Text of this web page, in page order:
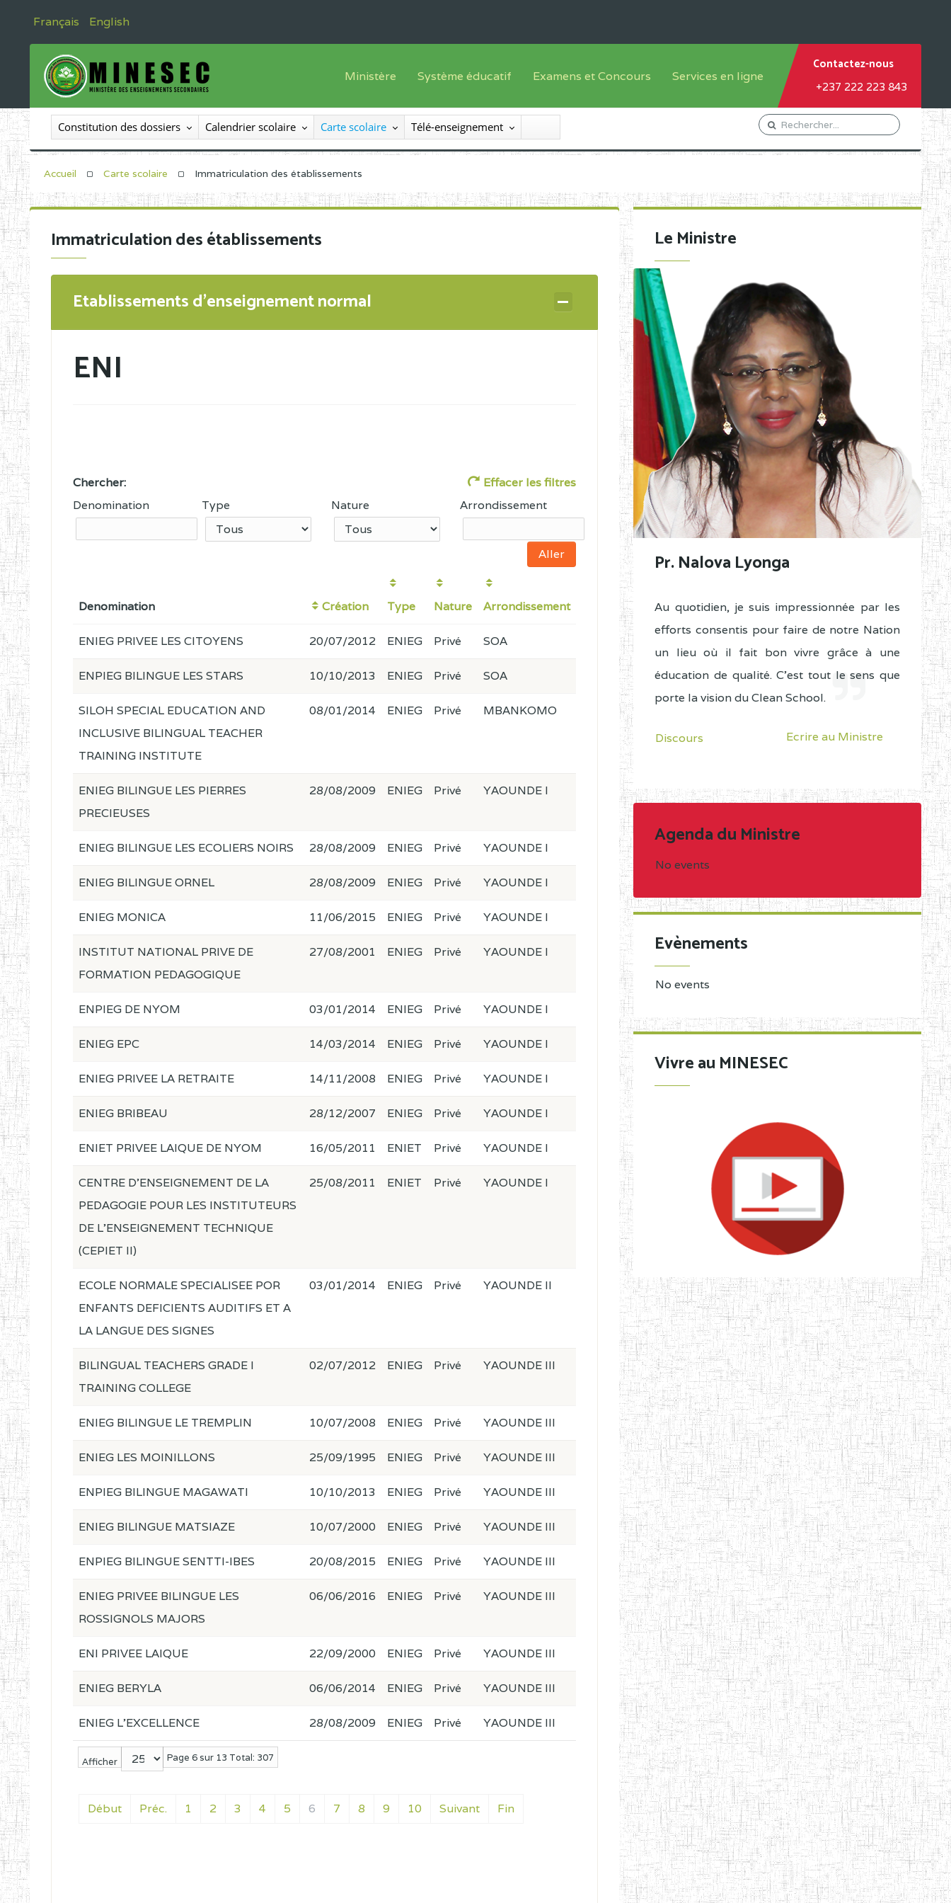
Français English
Ministère
Le Ministre
Le SEESEN
Inspection Générale des Enseignements
Organigramme
Système éducatif
Offre de formation
Sous système francophone
Progammes d'études
Examens et Concours
Inscriptions
Liste des candidats
Diplômes disponibles
Services en ligne
Orientation Conseil
Gestion du Personnel
Demande de subvention
Contactez-nous
+237 222 223 843
Constitution des dossiers Calendrier scolaire Carte scolaire Télé-enseignement
Accueil Carte scolaire Immatriculation des établissements
Immatriculation des établissements
Etablissements d'enseignement normal
ENI
Chercher:
Effacer les filtres
Denomination
Type Nature Arrondissement
Denomination Création Type Nature Arrondissement
Afficher Page 6 sur 13 Total: 307
Début Préc. 1 2 3 4 5 6 7 8 9 10 Suivant Fin
ENIEG PRIVEE LES CITOYENS 20/07/2012 ENIEG Privé SOA
ENPIEG BILINGUE LES STARS 10/10/2013 ENIEG Privé SOA
SILOH SPECIAL EDUCATION AND
INCLUSIVE BILINGUAL TEACHER
TRAINING INSTITUTE
08/01/2014 ENIEG Privé MBANKOMO
ENIEG BILINGUE LES PIERRES
PRECIEUSES
28/08/2009 ENIEG Privé YAOUNDE I
ENIEG BILINGUE LES ECOLIERS NOIRS 28/08/2009 ENIEG Privé YAOUNDE I
ENIEG BILINGUE ORNEL 28/08/2009 ENIEG Privé YAOUNDE I
ENIEG MONICA 11/06/2015 ENIEG Privé YAOUNDE I
INSTITUT NATIONAL PRIVE DE
FORMATION PEDAGOGIQUE
27/08/2001 ENIEG Privé YAOUNDE I
ENPIEG DE NYOM 03/01/2014 ENIEG Privé YAOUNDE I
ENIEG EPC 14/03/2014 ENIEG Privé YAOUNDE I
ENIEG PRIVEE LA RETRAITE 14/11/2008 ENIEG Privé YAOUNDE I
ENIEG BRIBEAU 28/12/2007 ENIEG Privé YAOUNDE I
ENIET PRIVEE LAIQUE DE NYOM 16/05/2011 ENIET Privé YAOUNDE I
CENTRE D'ENSEIGNEMENT DE LA
PEDAGOGIE POUR LES INSTITUTEURS
DE L'ENSEIGNEMENT TECHNIQUE
(CEPIET II)
25/08/2011 ENIET Privé YAOUNDE I
ECOLE NORMALE SPECIALISEE POR
ENFANTS DEFICIENTS AUDITIFS ET A
LA LANGUE DES SIGNES
03/01/2014 ENIEG Privé YAOUNDE II
BILINGUAL TEACHERS GRADE I
TRAINING COLLEGE
02/07/2012 ENIEG Privé YAOUNDE III
ENIEG BILINGUE LE TREMPLIN 10/07/2008 ENIEG Privé YAOUNDE III
ENIEG LES MOINILLONS 25/09/1995 ENIEG Privé YAOUNDE III
ENPIEG BILINGUE MAGAWATI 10/10/2013 ENIEG Privé YAOUNDE III
ENIEG BILINGUE MATSIAZE 10/07/2000 ENIEG Privé YAOUNDE III
ENPIEG BILINGUE SENTTI-IBES 20/08/2015 ENIEG Privé YAOUNDE III
ENIEG PRIVEE BILINGUE LES
ROSSIGNOLS MAJORS
06/06/2016 ENIEG Privé YAOUNDE III
ENI PRIVEE LAIQUE 22/09/2000 ENIEG Privé YAOUNDE III
ENIEG BERYLA 06/06/2014 ENIEG Privé YAOUNDE III
ENIEG L'EXCELLENCE 28/08/2009 ENIEG Privé YAOUNDE III
Le Ministre
Pr. Nalova Lyonga
Au quotidien, je suis impressionnée par les
efforts consentis pour faire de notre Nation
un lieu où il fait bon vivre grâce à une
éducation de qualité. C'est tout le sens que
porte la vision du Clean School.
Discours Ecrire au Ministre
Agenda du Ministre
No events
Evènements
No events
Vivre au MINESEC